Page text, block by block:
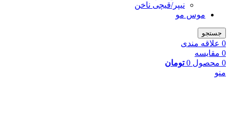
نیپر/قیچی ناخن
موس مو
جستجو
0 علاقه مندی
0 مقایسه
0 محصول 0 تومان
منو